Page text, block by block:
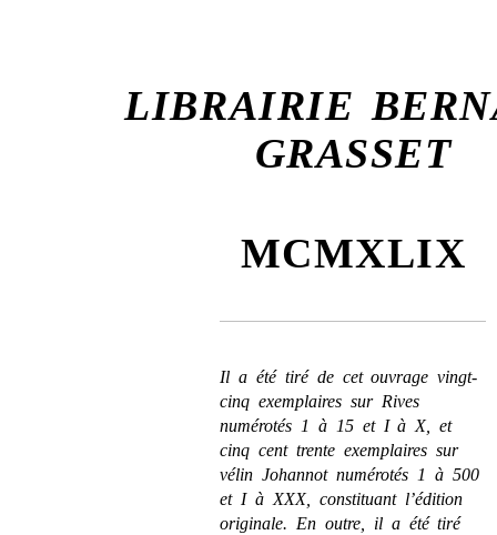
LIBRAIRIE
GRASSET
MCMXLIX
Il a été tiré de cet ouvrage vingt-
cinq exemplaires sur Rives
numérotés 1 à 15 et I à X, et
cinq cent trente exemplaires sur
vélin Johannot numérotés 1 à 500
et I à XXX, constituant l’édition
originale. En outre, il a été tiré